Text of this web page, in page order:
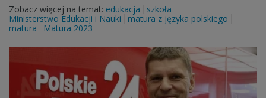
Zobacz więcej na temat: edukacja
szkoła
Ministerstwo Edukacji i Nauki
matura z języka polskiego
matura
Matura 2023